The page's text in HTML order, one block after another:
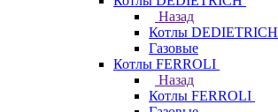
Назад
Котлы DEDIETRICH
Газовые
Котлы FERROLI
Назад
Котлы FERROLI